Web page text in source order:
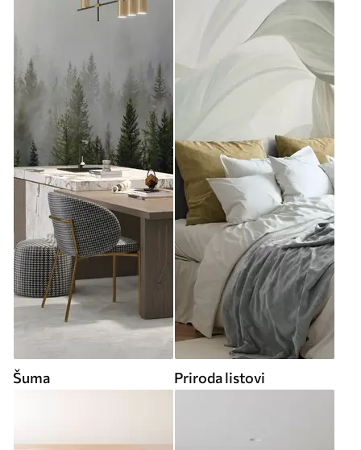
Šuma Priroda listovi